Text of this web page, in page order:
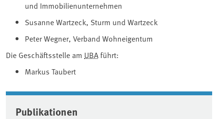
und Immobilienunternehmen
Susanne Wartzeck, Sturm und Wartzeck
Peter Wegner, Verband Wohneigentum
Die Geschäftsstelle am UBAführt:
Markus Taubert
Associated content
Publikationen